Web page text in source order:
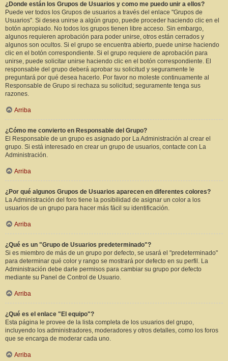
¿Donde están los Grupos de Usuarios y como me puedo unir a ellos?
Puede ver todos los Grupos de usuarios a través del enlace "Grupos de
Usuarios". Si desea unirse a algún grupo, puede proceder haciendo clic en el
botón apropiado. No todos los grupos tienen libre acceso. Sin embargo,
algunos requieren aprobación para poder unirse, otros están cerrados y
algunos son ocultos. Si el grupo se encuentra abierto, puede unirse haciendo
clic en el botón correspondiente. Si el grupo requiere de aprobación para
unirse, puede solicitar unirse haciendo clic en el botón correspondiente. El
responsable del grupo deberá aprobar su solicitud y seguramente le
preguntará por qué desea hacerlo. Por favor no moleste continuamente al
Responsable de Grupo si rechaza su solicitud; seguramente tenga sus
razones.
Arriba
¿Cómo me convierto en Responsable del Grupo?
El Responsable de un grupo es asignado por La Administración al crear el
grupo. Si está interesado en crear un grupo de usuarios, contacte con La
Administración.
Arriba
¿Por qué algunos Grupos de Usuarios aparecen en diferentes colores?
La Administración del foro tiene la posibilidad de asignar un color a los
usuarios de un grupo para hacer más fácil su identificación.
Arriba
¿Qué es un "Grupo de Usuarios predeterminado"?
Si es miembro de más de un grupo por defecto, se usará el "predeterminado"
para determinar qué color y rango se mostrará por defecto en su perfil. La
Administración debe darle permisos para cambiar su grupo por defecto
mediante su Panel de Control de Usuario.
Arriba
¿Qué es el enlace "El equipo"?
Esta página le provee de la lista completa de los usuarios del grupo,
incluyendo los administradores, moderadores y otros detalles, como los foros
que se encarga de moderar cada uno.
Arriba